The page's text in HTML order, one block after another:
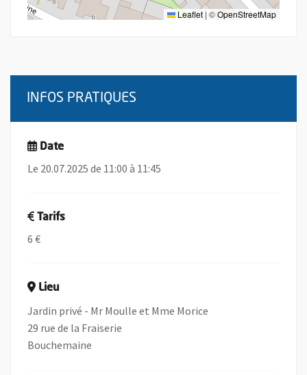
Leaflet | ©OpenStreetMap
INFOS PRATIQUES
Date
Le 20.07.2025 de 11:00 à 11:45
Tarifs
6 €
Lieu
Jardin privé - Mr Moulle et Mme Morice
29 rue de la Fraiserie
Bouchemaine